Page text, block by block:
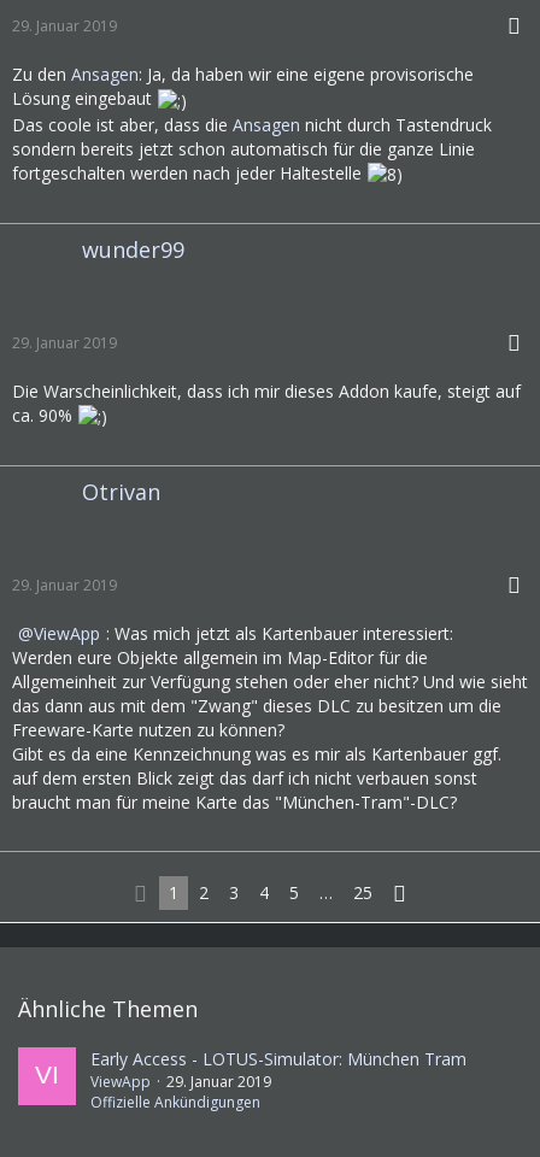
29. Januar 2019
Zu den Ansagen: Ja, da haben wir eine eigene provisorische
Lösung eingebaut
Das coole ist aber, dass die Ansagen nicht durch Tastendruck
sondern bereits jetzt schon automatisch für die ganze Linie
fortgeschalten werden nach jeder Haltestelle
wunder99
29. Januar 2019
Die Warscheinlichkeit, dass ich mir dieses Addon kaufe, steigt auf
ca. 90%
Otrivan
29. Januar 2019
ViewApp : Was mich jetzt als Kartenbauer interessiert:
Werden eure Objekte allgemein im Map-Editor für die
Allgemeinheit zur Verfügung stehen oder eher nicht? Und wie sieht
das dann aus mit dem "Zwang" dieses DLC zu besitzen um die
Freeware-Karte nutzen zu können?
Gibt es da eine Kennzeichnung was es mir als Kartenbauer ggf.
auf dem ersten Blick zeigt das darf ich nicht verbauen sonst
braucht man für meine Karte das "München-Tram"-DLC?
1 2 3 4 5 … 25
Ähnliche Themen
Early Access - LOTUS-Simulator: München Tram
ViewApp
29. Januar 2019
Offizielle Ankündigungen